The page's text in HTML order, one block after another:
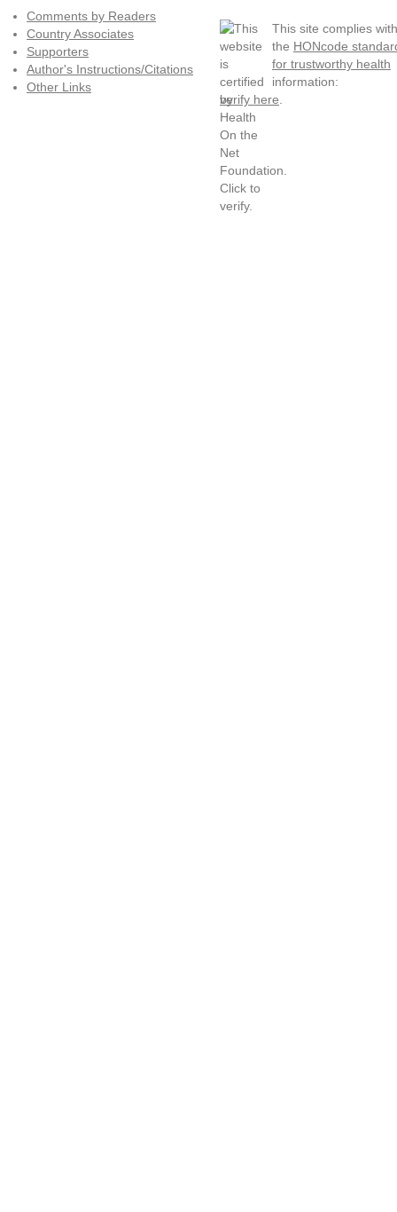
Comments by Readers
Country Associates
Supporters
Author's Instructions/Citations
Other Links
This site complies with
the HONcode
for trustworthy health
information:
verify here.